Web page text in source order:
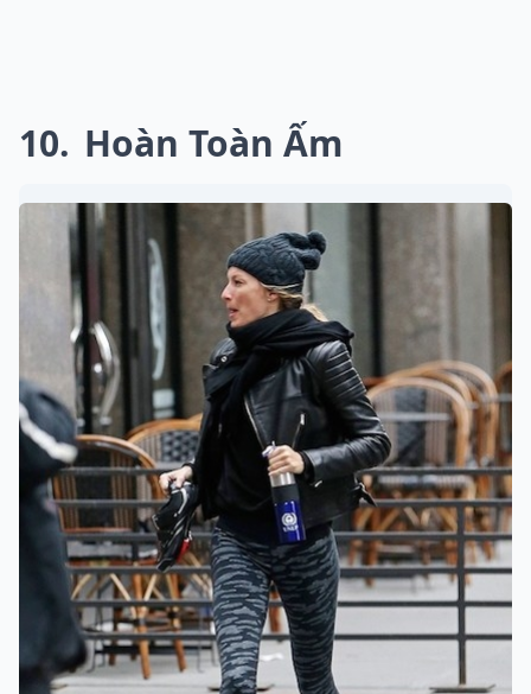
10 Hoàn Toàn Ấm